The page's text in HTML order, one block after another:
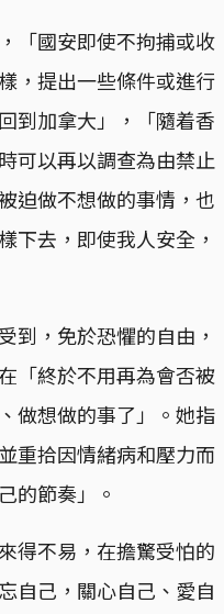
「國安即使不拘捕或收
，提出一些條件或進行
到加拿大」，「隨着香
可以再以調查為由禁止
迫做不想做的事情，也
下去，即使我人安全，
到，免於恐懼的自由，
「終於不用再為會否被
做想做的事了」。她指
重拾因情緒病和壓力而
的節奏」。
得不易，在擔驚受怕的
自己，關心自己、愛自